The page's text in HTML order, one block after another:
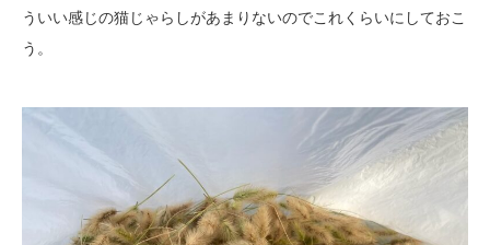
ういい感じの猫じゃらしがあまりないのでこれくらいにしておこ
う。